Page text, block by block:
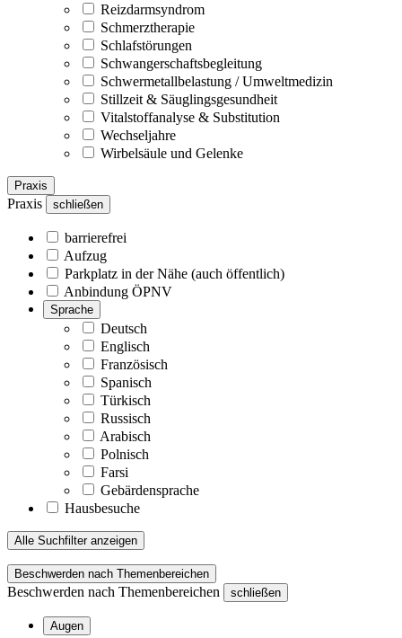
Reizdarmsyndrom
Schmerztherapie
Schlafstörungen
Schwangerschaftsbegleitung
Schwermetallbelastung / Umweltmedizin
Stillzeit & Säuglingsgesundheit
Vitalstoffanalyse & Substitution
Wechseljahre
Wirbelsäule und Gelenke
Praxis
Praxis schließen
barrierefrei
Aufzug
Parkplatz in der Nähe (auch öffentlich)
Anbindung ÖPNV
Sprache
Deutsch
Englisch
Französisch
Spanisch
Türkisch
Russisch
Arabisch
Polnisch
Farsi
Gebärdensprache
Hausbesuche
Alle Suchfilter anzeigen
Beschwerden nach Themenbereichen
Beschwerden nach Themenbereichen schließen
Augen